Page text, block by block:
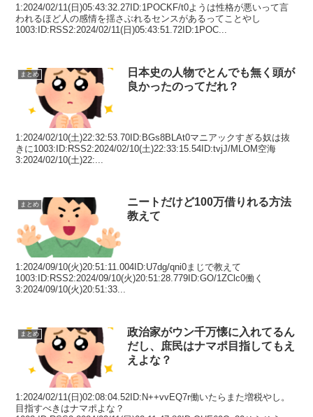
1:2024/02/11(日)05:43:32.27ID:1POCKF/t0ようは性格が悪いって言
われるほど人の感情を揺さぶれるセンスがあるってことやし
1003:ID:RSS2:2024/02/11(日)05:43:51.72ID:1POC...
まとめ
日本史の人物でとんでも無く頭が
良かったのってだれ？
1:2024/02/10(土)22:32:53.70ID:BGs8BLAt0マニアックすぎる奴は抜
きに1003:ID:RSS2:2024/02/10(土)22:33:15.54ID:tvjJ/MLOM空海
3:2024/02/10(土)22:...
まとめ
ニートだけど100万借りれる方法
教えて
1:2024/09/10(火)20:51:11.004ID:U7dg/qni0まじで教えて
1003:ID:RSS2:2024/09/10(火)20:51:28.779ID:GO/1ZClc0働く
3:2024/09/10(火)20:51:33...
まとめ
政治家がウン千万懐に入れてるん
だし、庶民はナマポ目指してもえ
えよな？
1:2024/02/11(日)02:08:04.52ID:N++vvEQ7r働いたらまた増税やし。
目指すべきはナマポよな？